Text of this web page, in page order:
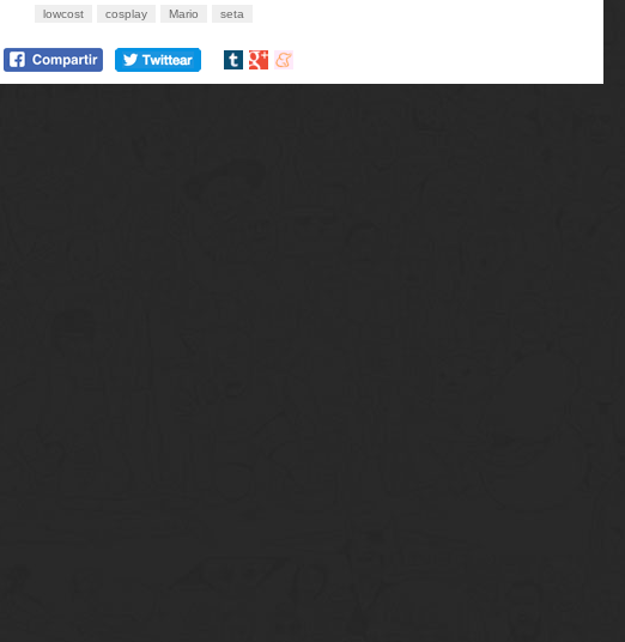
lowcost cosplay Mario seta
Compartir
Compartir
Compartir